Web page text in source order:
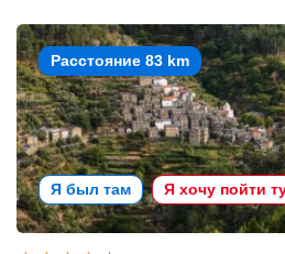
Расстояние 83 km
Я был там Я хочу пойти